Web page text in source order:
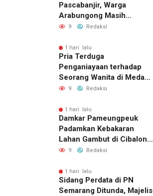
Pascabanjir, Warga
Arabungong Masih
Menunggu Bantuan
9 Redaksi
1 hari lalu
Pria Terduga
Penganiayaan terhadap
Seorang Wanita di Medan
Ditangkap Polisi
9 Redaksi
1 hari lalu
Damkar Pameungpeuk
Padamkan Kebakaran
Lahan Gambut di Cibalong,
Permukiman Warga
9 Redaksi
1 hari lalu
Sidang Perdata di PN
Semarang Ditunda, Majelis